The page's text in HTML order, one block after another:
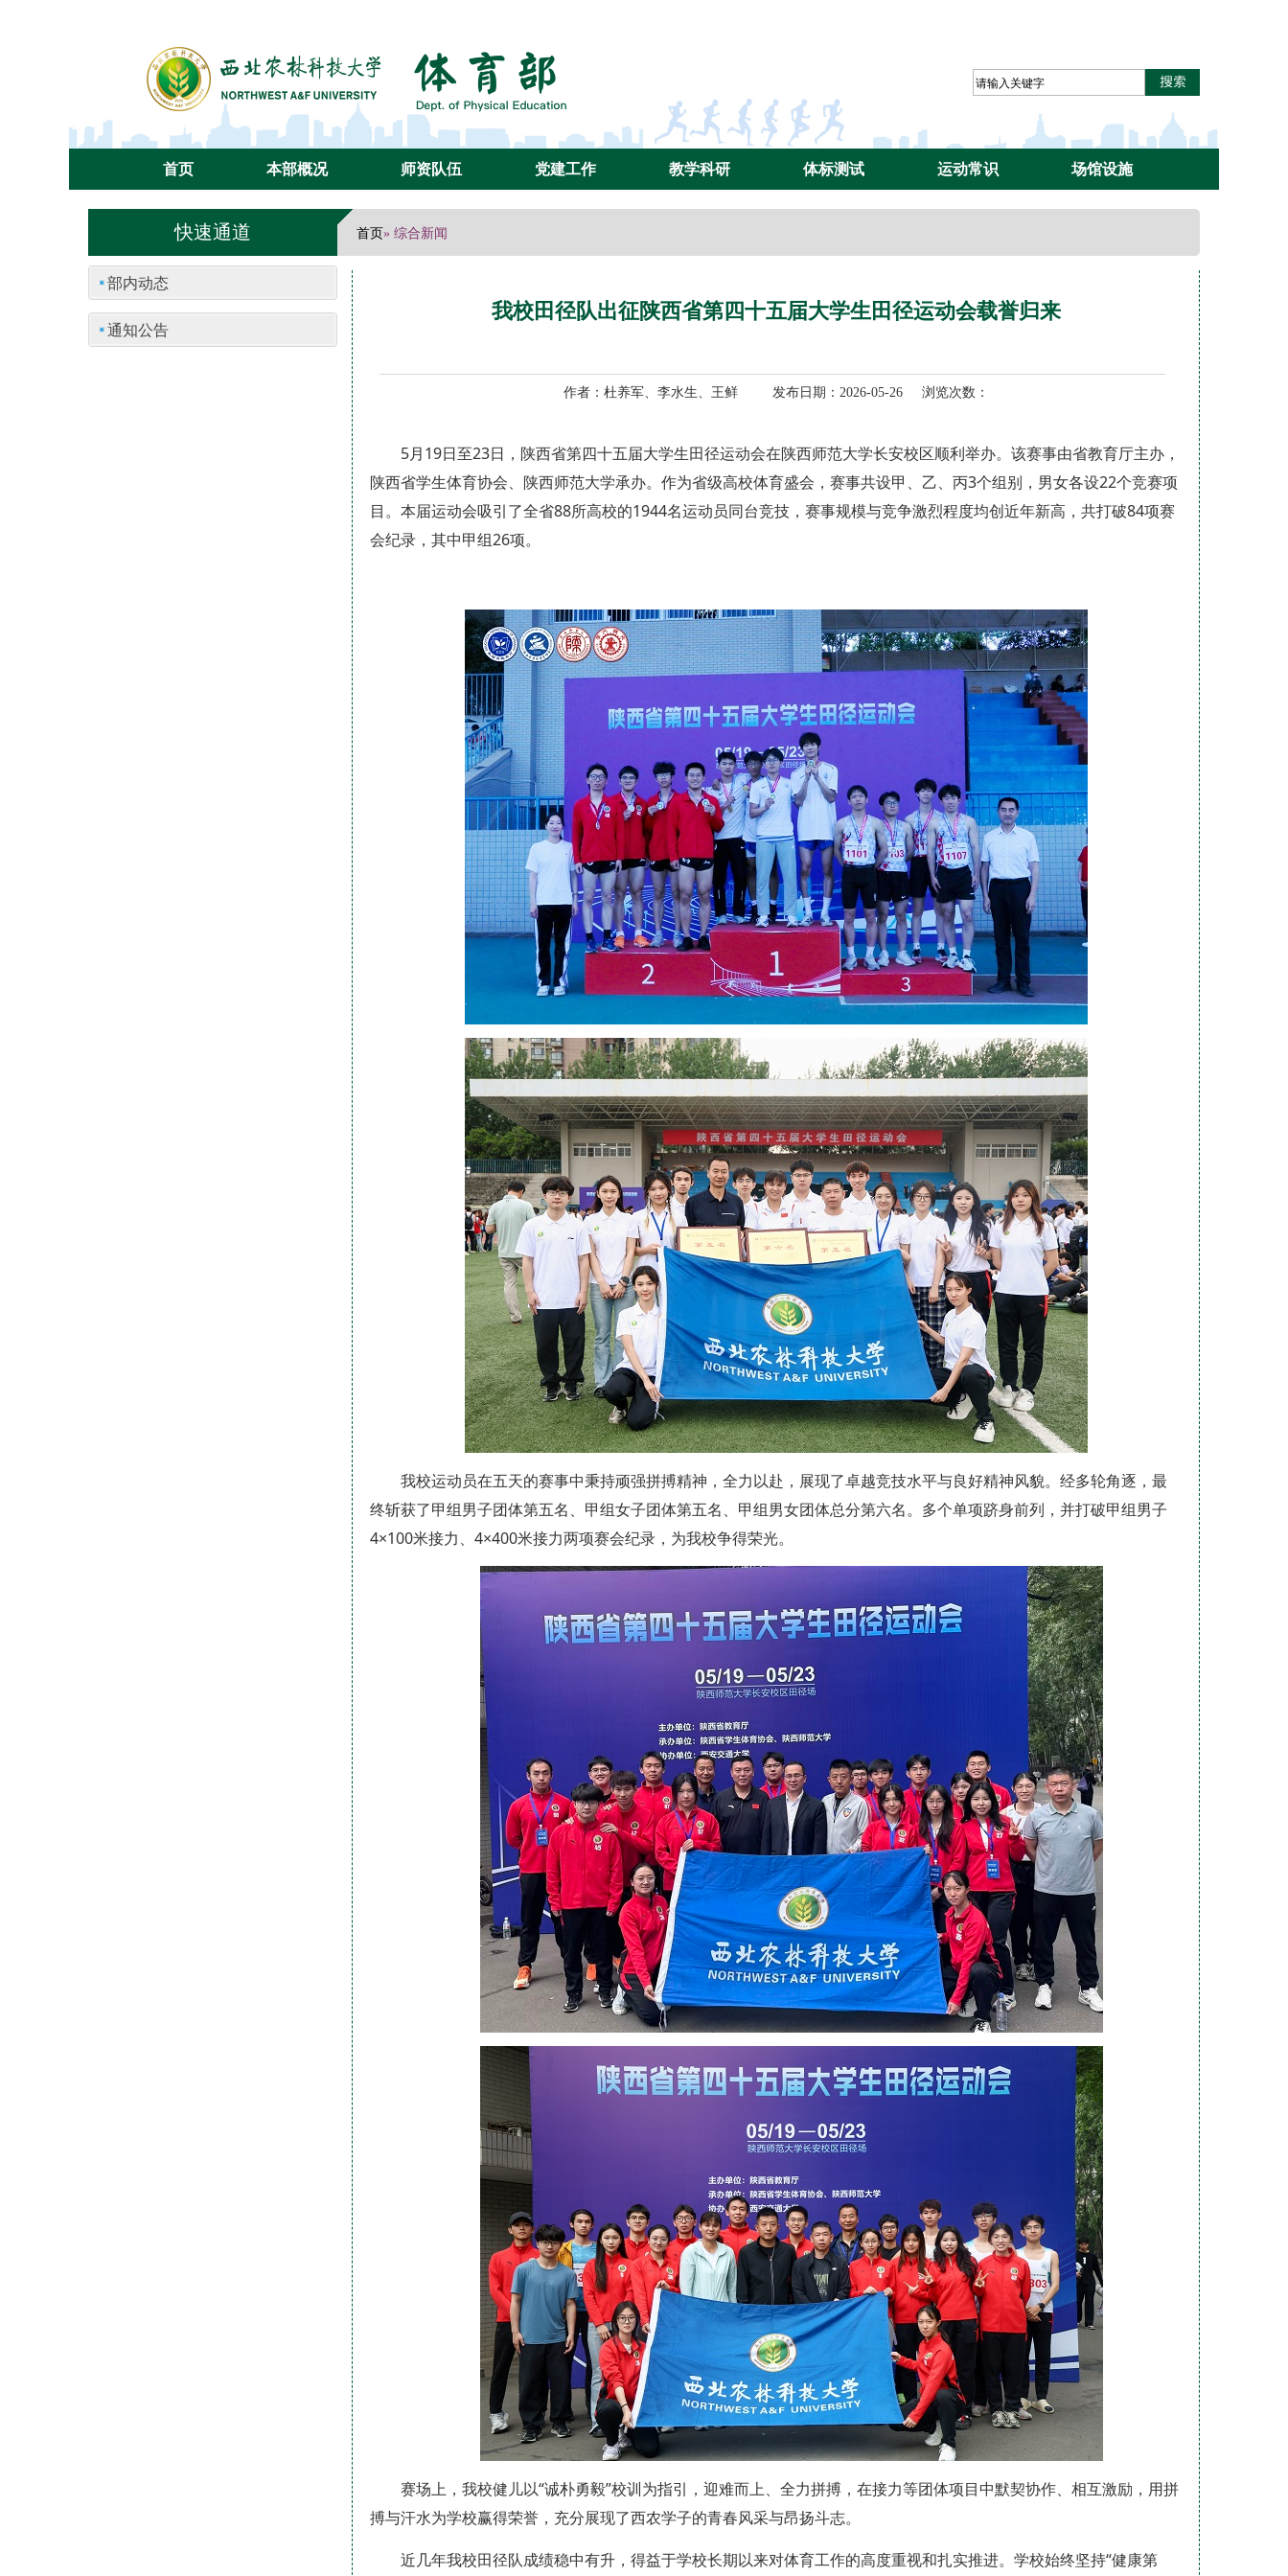
首页 本部概况 师资队伍 党建工作 教学科研 体标测试 运动常识 场馆设施
快速通道 首页» 综合新闻
部内动态
通知公告
我校田径队出征陕西省第四十五届大学生田径运动会载誉归来
作者：杜养军、李水生、王鲜 发布日期：2026-05-26 浏览次数：
5月19日至23日，陕西省第四十五届大学生田径运动会在陕西师范大学长安校区顺利举办。该赛事由省教育厅主办，
陕西省学生体育协会、陕西师范大学承办。作为省级高校体育盛会，赛事共设甲、乙、丙3个组别，男女各设22个竞赛项
目。本届运动会吸引了全省88所高校的1944名运动员同台竞技，赛事规模与竞争激烈程度均创近年新高，共打破84项赛
会纪录，其中甲组26项。
我校运动员在五天的赛事中秉持顽强拼搏精神，全力以赴，展现了卓越竞技水平与良好精神风貌。经多轮角逐，最
终斩获了甲组男子团体第五名、甲组女子团体第五名、甲组男女团体总分第六名。多个单项跻身前列，并打破甲组男子
4×100米接力、4×400米接力两项赛会纪录，为我校争得荣光。
赛场上，我校健儿以“诚朴勇毅”校训为指引，迎难而上、全力拼搏，在接力等团体项目中默契协作、相互激励，用拼
搏与汗水为学校赢得荣誉，充分展现了西农学子的青春风采与昂扬斗志。
近几年我校田径队成绩稳中有升，得益于学校长期以来对体育工作的高度重视和扎实推进。学校始终坚持“健康第